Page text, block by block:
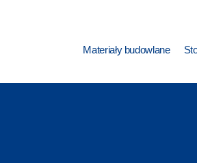
Materiały budowlane